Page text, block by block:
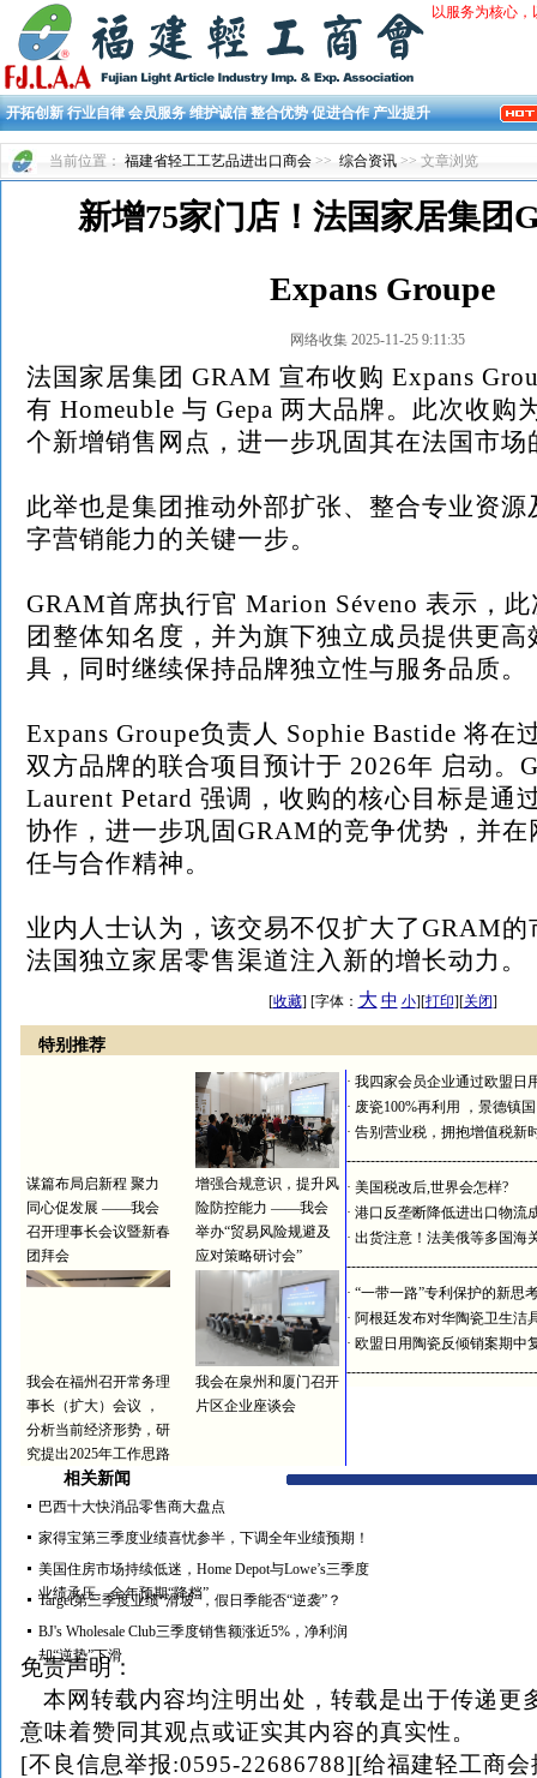
以服务为核心
开拓创新 行业自律 会员服务 维护诚信 整合优势 促进合作 产业提升
当前位置： 福建省轻工工艺品进出口商会 >> 综合资讯 >> 文章浏览
新增75家门店！法国家居集团
Expans Groupe
网络收集 2025-11-25 9:11:35
法国家居集团 GRAM 宣布收购 Expans
有 Homeuble 与 Gepa 两大品牌。此次收购
个新增销售网点，进一步巩固其在法国市场
此举也是集团推动外部扩张、整合专业资
字营销能力的关键一步。
GRAM首席执行官 Marion Séveno 表示，
团整体知名度，并为旗下独立成员提供更
具，同时继续保持品牌独立性与服务品质。
Expans Groupe负责人 Sophie Bastide 将在
双方品牌的联合项目预计于 2026年 启动。
Laurent Petard 强调，收购的核心目标是通
协作，进一步巩固GRAM的竞争优势，并在
任与合作精神。
业内人士认为，该交易不仅扩大了GRAM
法国独立家居零售渠道注入新的增长动力。
[收藏] [字体： 大 中 小][打印][关闭]
特别推荐
谋篇布局启新程 聚力
同心促发展 ——我会
召开理事长会议暨新春
团拜会
增强合规意识，提升风
险防控能力 ——我会
举办“贸易风险规避及
应对策略研讨会”
我会在福州召开常务理
事长（扩大）会议 ，
分析当前经济形势，研
究提出2025年工作思路
我会在泉州和厦门召开
片区企业座谈会
· 我四家会员企业通过欧盟日
· 废瓷100%再利用 ，景德镇
· 告别营业税，拥抱增值税新
· 美国税改后,世界会怎样?
· 港口反垄断降低进出口物流
· 出货注意！法美俄等多国海
· “一带一路”专利保护的新思
· 阿根廷发布对华陶瓷卫生洁
· 欧盟日用陶瓷反倾销案期中
相关新闻
巴西十大快消品零售商大盘点
家得宝第三季度业绩喜忧参半，下调全年业绩预期！
美国住房市场持续低迷，Home Depot与Lowe’s三季度
业绩承压、全年预期“降档”
Target第三季度业绩“滑坡”，假日季能否“逆袭”？
BJ's Wholesale Club三季度销售额涨近5%，净利润
却“逆势”下滑
免责声明：
本网转载内容均注明出处，转载是出于传递更
意味着赞同其观点或证实其内容的真实性。
[不良信息举报:0595-22686788][给福建轻工商